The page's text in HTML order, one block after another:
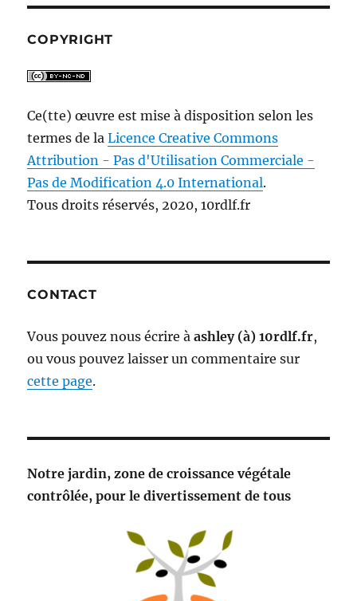
COPYRIGHT
Ce(tte) œuvre est mise à disposition selon les
termes de laLicence Creative Commons
Attribution - Pas d'Utilisation Commerciale -
Pas de Modification 4.0 International.
Tous droits réservés, 2020, 10rdlf.fr
CONTACT
Vous pouvez nous écrire àashley (à) 10rdlf.fr,
ou vous pouvez laisser un commentaire sur
cette page.
Notre jardin, zone de croissance végétale
contrôlée, pour le divertissement de tous